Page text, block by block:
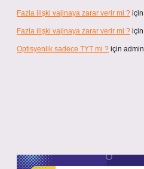
Fazla ilişki vajinaya zarar verir mi ? için
Fazla ilişki vajinaya zarar verir mi ? için
Optisyenlik sadece TYT mi ? için admin